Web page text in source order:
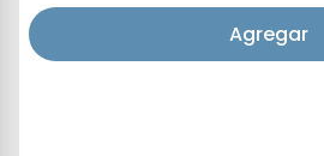
Agregar